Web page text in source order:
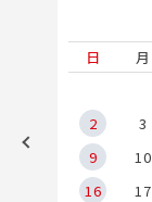
日
月
2
3
9
10
16
17